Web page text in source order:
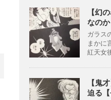
【幻
なのか
ガラス
まかに
紅天女
【鬼
迫る【